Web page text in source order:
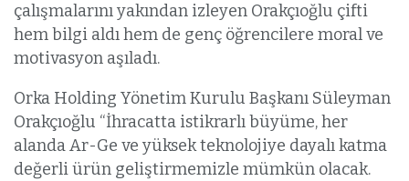
çalışmalarını yakından izleyen Orakçıoğlu çifti
hem bilgi aldı hem de genç öğrencilere moral ve
motivasyon aşıladı.
Orka Holding Yönetim Kurulu Başkanı Süleyman
Orakçıoğlu “İhracatta istikrarlı büyüme, her
alanda Ar-Ge ve yüksek teknolojiye dayalı katma
değerli ürün geliştirmemizle mümkün olacak.